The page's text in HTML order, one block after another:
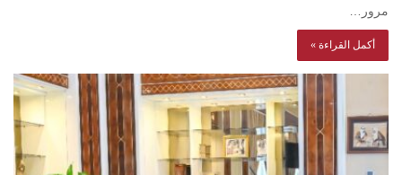
مرور…
أكمل القراءة »